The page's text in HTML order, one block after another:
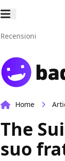
Recensioni
Home
The
suo